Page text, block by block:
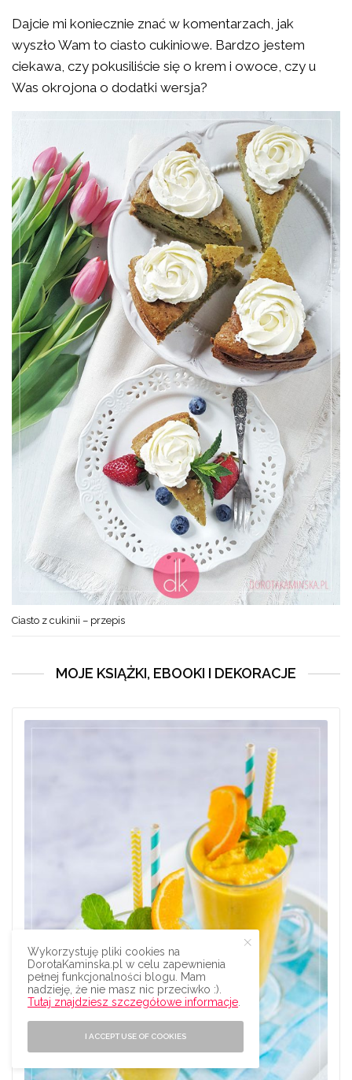
Dajcie mi koniecznie znać w komentarzach, jak
wyszło Wam to ciasto cukiniowe. Bardzo jestem
ciekawa, czy pokusiliście się o krem i owoce, czy u
Was okrojona o dodatki wersja?
Ciasto z cukinii – przepis
MOJE KSIĄŻKI, EBOOKI I DEKORACJE
Wykorzystuję pliki cookies na
DorotaKaminska.pl w celu zapewnienia
pełnej funkcjonalności blogu. Mam
nadzieję, że nie masz nic przeciwko :).
Tutaj znajdziesz szczegółowe informacje
I ACCEPT USE OF COOKIES